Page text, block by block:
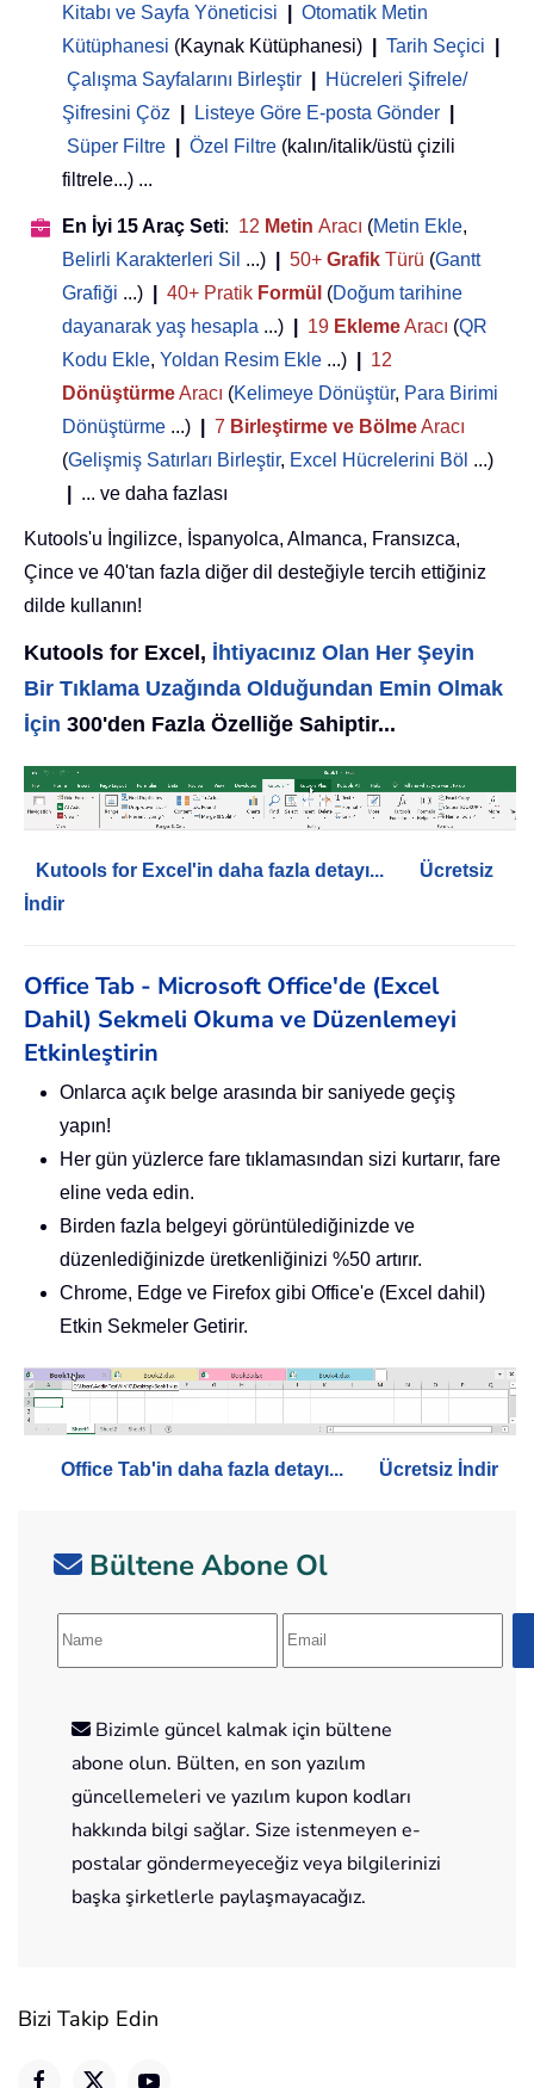
Kitabı ve Sayfa Yöneticisi
Otomatik Metin
Kütüphanesi (Kaynak Kütüphanesi) Tarih Seçici
Çalışma Sayfalarını Birleştir
Hücreleri Şifrele/
Şifresini Çöz
Listeye Göre E-posta Gönder
Süper Filtre
Özel Filtre (kalın/italik/üstü çizili
filtrele...) ...
En İyi 15 Araç Seti: 12 Metin Aracı (Metin Ekle,
Belirli Karakterleri Sil ...) 50+ Grafik Türü (Gantt
Grafiği ...) 40+ Pratik Formül (Doğum tarihine
dayanarak yaş hesapla ...) 19 EklemeAracı (QR
Kodu Ekle, Yoldan Resim Ekle ...)
12
DönüştürmeAracı (Kelimeye Dönüştür, Para Birimi
Dönüştürme ...) 7 Birleştirme ve BölmeAracı
(Gelişmiş Satırları Birleştir, Excel Hücrelerini Böl ...)
... ve daha fazlası
Kutools'u İngilizce, İspanyolca, Almanca, Fransızca,
Çince ve 40'tan fazla diğer dil desteğiyle tercih ettiğiniz
dilde kullanın!
Kutools for Excel, İhtiyacınız Olan Her Şeyin
Bir Tıklama Uzağında Olduğundan Emin Olmak
İçin 300'den Fazla Özelliğe Sahiptir...
Kutools for Excel'in daha fazla detayı...
Ücretsiz
İndir
Office Tab - Microsoft Office'de (Excel
Dahil) Sekmeli Okuma ve Düzenlemeyi
Etkinleştirin
Onlarca açık belge arasında bir saniyede geçiş
yapın!
Her gün yüzlerce fare tıklamasından sizi kurtarır, fare
eline veda edin.
Birden fazla belgeyi görüntülediğinizde ve
düzenlediğinizde üretkenliğinizi %50 artırır.
Chrome, Edge ve Firefox gibi Office'e (Excel dahil)
Etkin Sekmeler Getirir.
Office Tab'in daha fazla detayı... Ücretsiz İndir
Bültene Abone Ol
Bizimle güncel kalmak için bültene
abone olun. Bülten, en son yazılım
güncellemeleri ve yazılım kupon kodları
hakkında bilgi sağlar. Size istenmeyen e-
postalar göndermeyeceğiz veya bilgilerinizi
başka şirketlerle paylaşmayacağız.
Bizi Takip Edin